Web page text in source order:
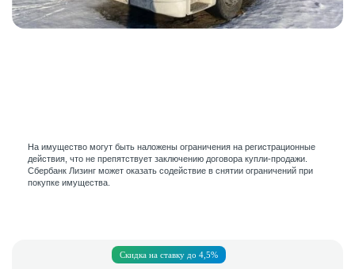
На имущество могут быть наложены ограничения на регистрационные
действия, что не препятствует заключению договора купли-продажи.
Сбербанк Лизинг может оказать содействие в снятии ограничений при
покупке имущества.
Скидка на ставку до 4,5%